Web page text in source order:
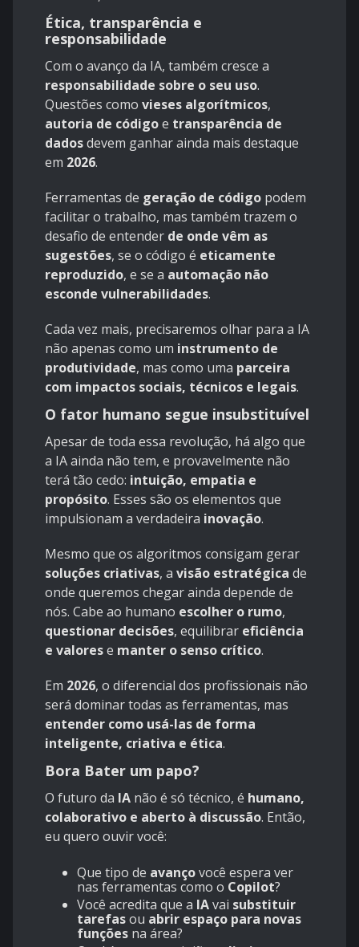
Ética, transparência e
responsabilidade
Com o avanço da IA, também cresce a
responsabilidade sobre o seu uso.
Questões como vieses algorítmicos,
autoria de códigoe transparência de
dadosdevem ganhar ainda mais destaque
em 2026.
Ferramentas de geração de código podem
facilitar o trabalho, mas também trazem o
desafio de entender de onde vêm as
sugestões, se o código é eticamente
reproduzido, e se a automação não
esconde vulnerabilidades.
Cada vez mais, precisaremos olhar para a IA
não apenas como um instrumento de
produtividade, mas como uma parceira
com impactos sociais, técnicos e legais.
O fator humano segue insubstituível
Apesar de toda essa revolução, há algo que
a IA ainda não tem, e provavelmente não
terá tão cedo: intuição, empatia e
propósito. Esses são os elementos que
impulsionam a verdadeira inovação.
Mesmo que os algoritmos consigam gerar
soluções criativas, a visão estratégica de
onde queremos chegar ainda depende de
nós. Cabe ao humano escolher o rumo,
questionar decisões, equilibrar eficiência
e valorese manter o senso crítico.
Em 2026, o diferencial dos profissionais não
será dominar todas as ferramentas, mas
entender como usá-las de forma
inteligente, criativa e ética.
Bora Bater um papo?
O futuro da IA não é só técnico, é humano,
colaborativo e aberto à discussão. Então,
eu quero ouvir você:
Que tipo de avançovocê espera ver
nas ferramentas como o Copilot?
Você acredita que a IAvai substituir
tarefasou abrir espaço para novas
funções na área?